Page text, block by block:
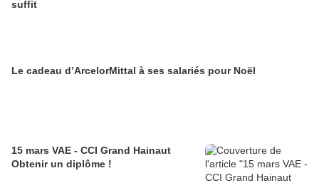
suffit
Le cadeau d’ArcelorMittal à ses salariés pour Noël
15 mars VAE - CCI Grand Hainaut
Obtenir un diplôme !